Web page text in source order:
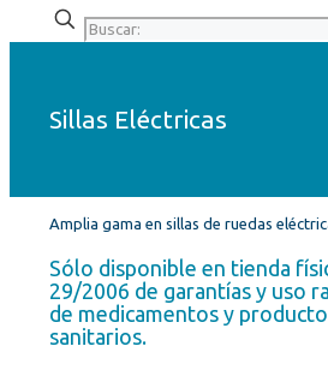
Sillas Eléctricas
Amplia gama en sillas de ruedas
Sólo disponible en tienda
29/2006 de garantías y uso
de medicamentos y
sanitarios.